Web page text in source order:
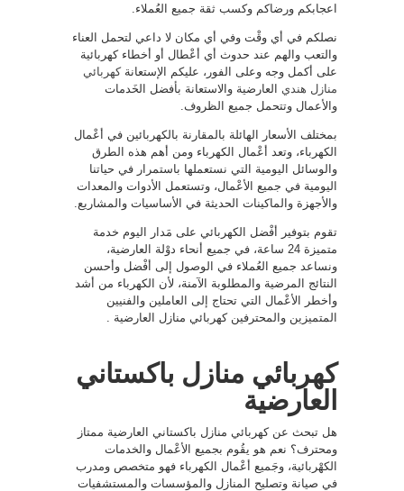
اعجابكم ورضاكم وكسب ثقة جميع العُملاء.
نصلكم في أي وقْت وفي أي مكان لا داعي لتحمل العناء
والتعب والهم عند حدوث أي أعْطال أو أخطاء كهربائية
على أكمل وجه وعلى الفور، عليكم الإستعانةكهربائي
منازل هندي العارضية والاستعانة بأفضل الخَدمات
والأعمال وتتحمل جميع الظروف.
بمختلف الأسعار الهائلة بالمقارنة بالكهربائين في أعْمال
الكهرباء، وتعد أعْمال الكهرباء ومن أهم هذه الطرق
والوسائل اليومية التي نستعملها باستمرار في حياتنا
اليومية في جميع الأعْمال، وتستعمل الأدوات والمعدات
والأجهزة والماكينات الحديثة في الأساسيات والمشاريع.
تقوم بتوفير أفْضل الكهربائي على مَدار اليوم خدمة
متميزة 24 ساعة، في جميع أنحاء دوْلة العارضية،
ونساعد جميع العُملاء في الوصول إلى أفْضل وأحسن
النتائج المرضية والمطلوبة الآمنة، لأن الكهرباء من أشد
وأخطر الأعْمال التي تحتاج إلى العاملين والفنيين
المتميزين والمحترفين كهربائي منازل العارضية .
كهربائي منازل باكستاني
العارضية
هل تبحث عن كهربائي منازل باكستاني العارضية ممتاز
ومحترف؟ نعم هو يقُوم بجميع الأعْمال والخدمات
الكهْربائية، وجَميع أعْمال الكهرباء فهو متخصص ومدرب
في صيانة وتصليح المنازل والمؤسسات والمستشفيات